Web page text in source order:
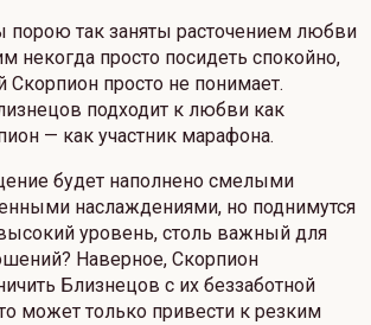
порою так заняты расточением любви
некогда просто посидеть спокойно,
Скорпион просто не понимает.
подходит к любви как
— как участник марафона.
будет наполнено смелыми
наслаждениями, но поднимутся
уровень, столь важный для
Наверное, Скорпион
Близнецов с их беззаботной
может только привести к резким